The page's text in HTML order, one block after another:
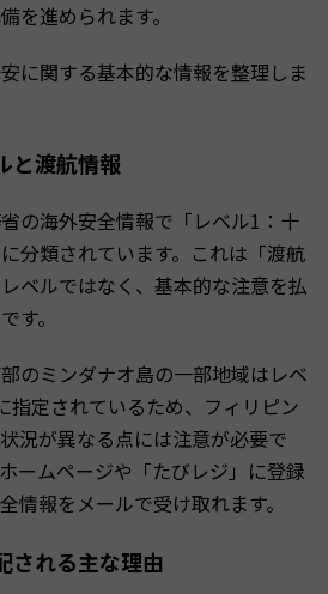
を進められます。
に関する基本的な情報を整理しま
と渡航情報
の海外安全情報で「レベル1：十
分類されています。これは「渡航
ベルではなく、基本的な注意を払
す。
のミンダナオ島の一部地域はレベ
指定されているため、フィリピン
況が異なる点には注意が必要で
ームページや「たびレジ」に登録
情報をメールで受け取れます。
される主な理由